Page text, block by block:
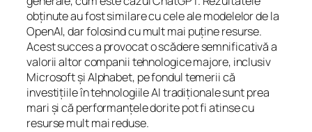
obținute au fost similare cu cele ale modelelor de la
OpenAI, dar folosind cu mult mai puține resurse.
Acest succes a provocat o scădere semnificativă a
valorii altor companii tehnologice majore, inclusiv
Microsoft și Alphabet, pe fondul temerii că
investițiile în tehnologiile AI tradiționale sunt prea
mari și că performanțele dorite pot fi atinse cu
resurse mult mai reduse.